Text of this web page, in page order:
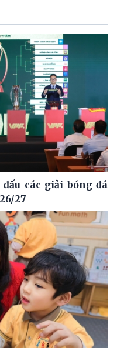
các giải bóng đá
27